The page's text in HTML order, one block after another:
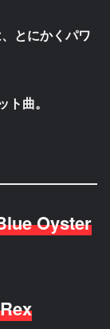
とにかくパワ
曲。
Oyster